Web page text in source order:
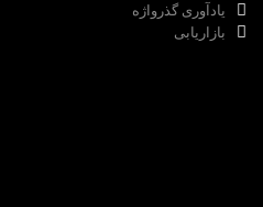
یادآوری گذرواژه
بازاریابی